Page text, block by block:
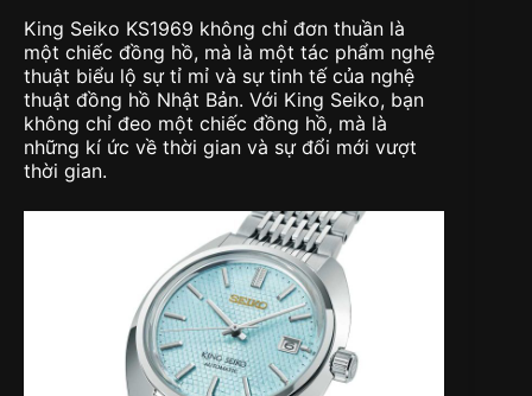
King Seiko KS1969 không chỉ đơn thuần là
một chiếc đồng hồ, mà là một tác phẩm nghệ
thuật biểu lộ sự tỉ mỉ và sự tinh tế của nghệ
thuật đồng hồ Nhật Bản. Với King Seiko, bạn
không chỉ đeo một chiếc đồng hồ, mà là
những kí ức về thời gian và sự đổi mới vượt
thời gian.